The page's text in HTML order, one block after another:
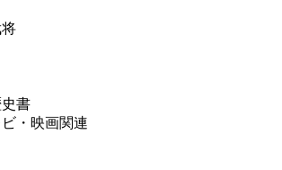
書
・映画関連